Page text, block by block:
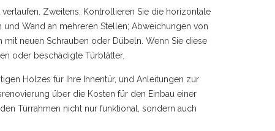
Zweitens: Kontrollieren Sie die horizontale
und Wand an mehreren Stellen; Abweichungen von
neuen Schrauben oder Dübeln. Wenn Sie diese
oder beschädigte Türblätter.
Holzes für Ihre Innentür, und Anleitungen zur
über die Kosten für den Einbau einer
Türrahmen nicht nur funktional, sondern auch